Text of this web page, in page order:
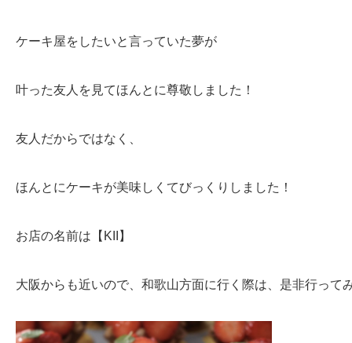
ケーキ屋をしたいと言っていた夢が
叶った友人を見てほんとに尊敬しました！
友人だからではなく、
ほんとにケーキが美味しくてびっくりしました！
お店の名前は【KII】
大阪からも近いので、和歌山方面に行く際は、是非行って